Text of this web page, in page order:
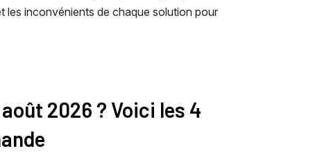
inconvénients de chaque solution pour
2026 ? Voici les 4